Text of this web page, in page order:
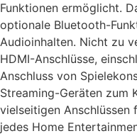
Funktionen ermöglicht.
optionale Bluetooth-
Audioinhalten. Nicht zu
HDMI-Anschlüsse,
Anschluss von
Streaming-Geräten zum
vielseitigen
jedes Home